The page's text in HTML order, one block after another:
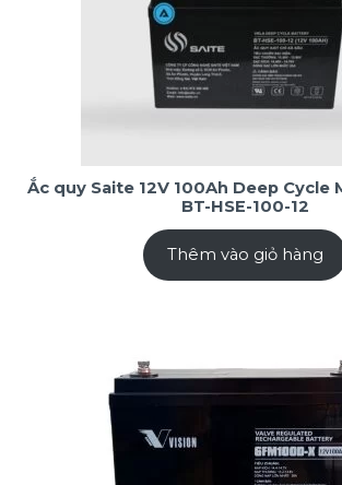
Ắc quy Saite 12V 100Ah Deep Cycle
BT-HSE-100-12
Thêm vào giỏ hàng